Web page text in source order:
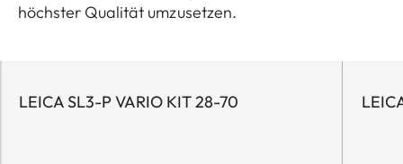
höchster Qualität umzusetzen.
LEICA SL3-P VARIO KIT 28-70